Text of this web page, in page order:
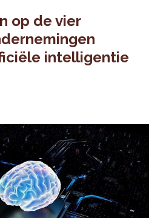
op de vier
intelligentie